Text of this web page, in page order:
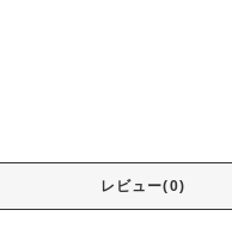
レビュー(0)